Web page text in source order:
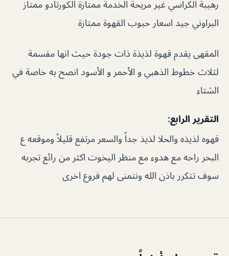
رهيبة الكراسي غير مريحة الخدمة ممتازة الكورتادو ممتاز
البراوني جيد اسعار حبوب القهوة ممتازة
المقهى يقدم قهوة لذيذة ذات جودة حيث انها مقسمة
لثلاث خطوط الذهبي و الأحمر و الأسود انصح به خاصة في
الشتاء
التقرير الرابع:
قهوه لذيذه والحلا لذيذ جداً والسعر مرتفع قليلاً وموقعه ع
البحر راحه مع هدوء مع منظر اليخوت اكثر من رائع تجربه
سوف تتكرر باذن الله ونتمنى لهم فروع اخرى